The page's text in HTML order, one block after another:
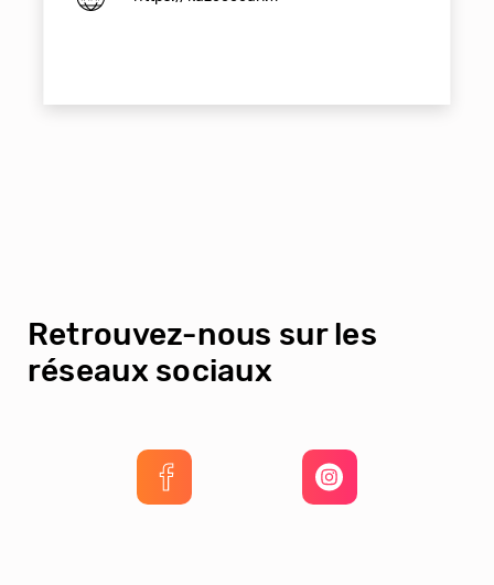
Retrouvez-nous sur les
réseaux sociaux